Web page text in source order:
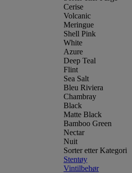
Cerise
Volcanic
Meringue
Shell Pink
White
Azure
Deep Teal
Flint
Sea Salt
Bleu Riviera
Chambray
Black
Matte Black
Bamboo Green
Nectar
Nuit
Sorter etter Kategori
Stentøy
Vintilbehør